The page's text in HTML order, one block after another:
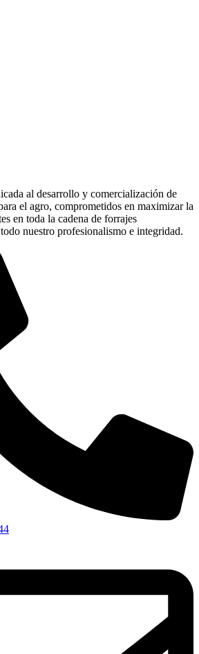
al desarrollo y comercialización de
el agro, comprometidos en maximizar la
en toda la cadena de forrajes
nuestro profesionalismo e integridad.